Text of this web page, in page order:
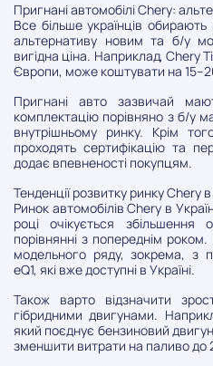
Пригнані автомобілі Chery:
Все більше українців
альтернативу новим та б/у
вигідна ціна. Наприклад, Chery
Європи, може коштувати на
Пригнані авто зазвичай
комплектацію порівняно з б/у
внутрішньому ринку. Крім
проходять сертифікацію та
додає впевненості покупцям.
Тенденції розвитку ринку Chery в
Ринок автомобілів Chery в
році очікується
порівнянні з попереднім
модельного ряду, зокрема, з
eQ1, які вже доступні в Україні.
Також варто відзначити
гібридними двигунами.
який поєднує бензиновий
зменшити витрати на паливо до 2